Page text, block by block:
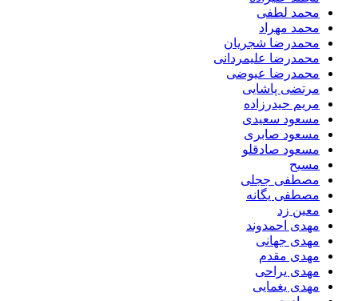
محمد لطفی
محمد مهراد
محمدرضا شجریان
محمدرضا علیمردانی
محمدرضا عیوضی
مرتضی پاشایی
مریم حیدرزاده
مسعود سعیدی
مسعود صابری
مسعود صادقلو
مسیح
مصطفی ججلی
مصطفی یگانه
معین زد
مهدی احمدوند
مهدی جهانی
مهدی مقدم
مهدی یراحی
مهدی یغمایی